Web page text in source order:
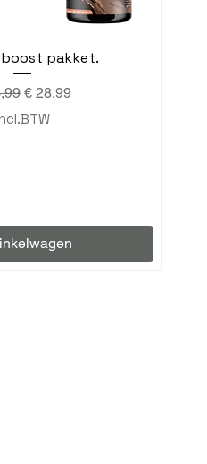
pakket.
prijs
Verkoopprijs
€ 28,99